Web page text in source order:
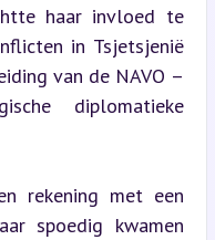
haar invloed te
in Tsjetsjenië
van de NAVO –
diplomatieke
rekening met een
spoedig kwamen